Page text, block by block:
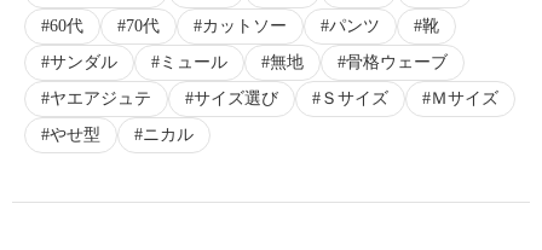
60代
70代 カットソー パンツ
靴
サンダル
ミュール 無地
骨格ウェーブ
ヤエアジュテ
サイズ選び Ｓサイズ
Ｍサイズ
やせ型
ニカル